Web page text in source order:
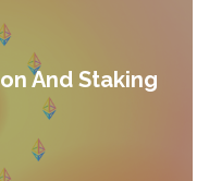
And Staking